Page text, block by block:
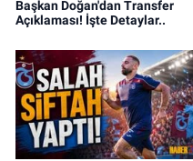
Başkan Doğan'dan Transfer
Açıklaması! İşte Detaylar..